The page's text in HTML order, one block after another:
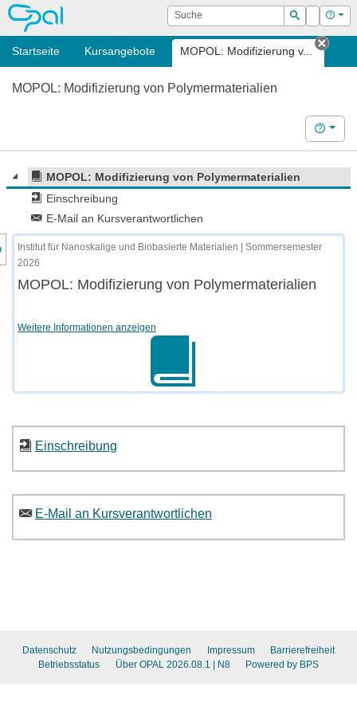
OPAL Suche
Suchen
Login Hilfe
Startseite Kursangebote MOPOL: Modifizierung v...
Tab
MOPOL: Modifizierung von Polymermaterialien
Hilfe
MOPOL: Modifizierung von Polymermaterialien
Einschreibung
E-Mail an Kursverantwortlichen
des Kursmenüs
Institut für Nanoskalige und Biobasierte Materialien | Sommersemester
2026
MOPOL: Modifizierung von Polymermaterialien
Weitere Informationen anzeigen
Einschreibung
E-Mail an Kursverantwortlichen
Datenschutz Nutzungsbedingungen Impressum
Barrierefreiheit
Betriebsstatus
Über OPAL 2026.08.1 | N8 Powered by BPS